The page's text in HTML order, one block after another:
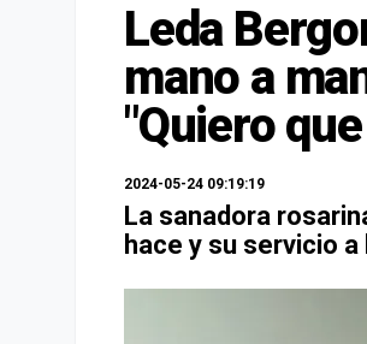
Leda
mano a
"Quiero
2024-05-24 09:19:19
La sanadora
hace y su servicio